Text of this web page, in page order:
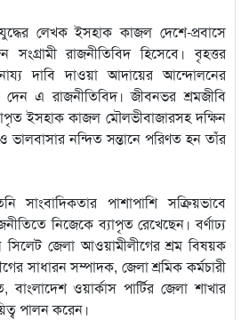
লেখক ইসহাক কাজল দেশে-প্রবাসে
রাজনীতিবিদ হিসেবে। বৃহত্তর
নায্য দাবি দাওয়া আদায়ের আন্দোলনের
এ রাজনীতিবিদ। জীবনভর শ্রমজীবি
ইসহাক কাজল মৌলভীবাজারসহ দক্ষিন
ভালবাসার নন্দিত সন্তানে পরিণত হন তাঁর
সাংবাদিকতার পাশাপাশি সক্রিয়ভাবে
নিজেকে ব্যাপৃত রেখেছেন। বর্ণাঢ্য
সিলেট জেলা আওয়ামীলীগের শ্রম বিষয়ক
সাধারন সম্পাদক, জেলা শ্রমিক কর্মচারী
ওয়ার্কাস পার্টির জেলা শাখার
পালন করেন।